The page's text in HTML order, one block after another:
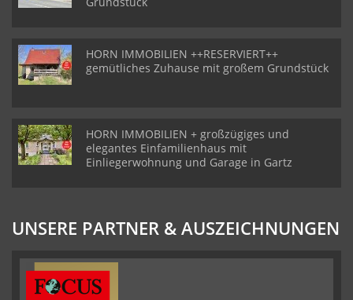
waren und uns begleitet
haben. Wir haben uns
immer gut betreut und
Fam. Schierhorn
HORN IMMOBILIEN ++RESERVIERT++
gemütliches Zuhause mit großem Grundstück
HORN IMMOBILIEN + großzügiges und
elegantes Einfamilienhaus mit
Einliegerwohnung und Garage in Gartz
UNSERE PARTNER & AUSZEICHNUNGEN